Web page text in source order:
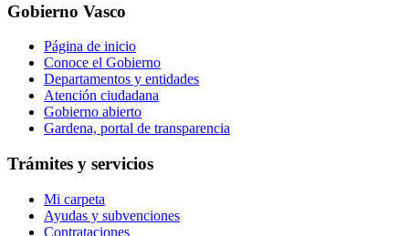
Gobierno Vasco
Página de inicio
Conoce el Gobierno
Departamentos y entidades
Atención ciudadana
Gobierno abierto
Gardena, portal de transparencia
Trámites y servicios
Mi carpeta
Ayudas y subvenciones
Contrataciones